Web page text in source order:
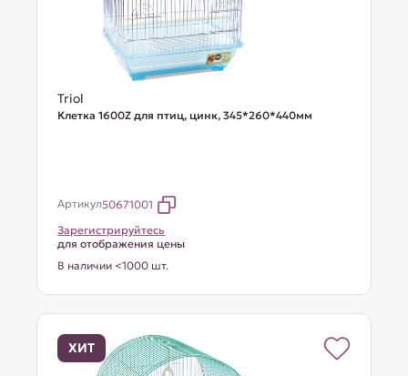
Triol
Клетка 1600Z для птиц, цинк, 345*260*440мм
Артикул50671001
Зарегистрируйтесь
для отображения цены
В наличии <1000 шт.
ХИТ